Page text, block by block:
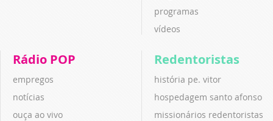
programas
vídeos
Rádio POP
empregos
notícias
ouça ao vivo
Redentoristas
história pe. vitor
hospedagem santo afonso
missionários redentoristas